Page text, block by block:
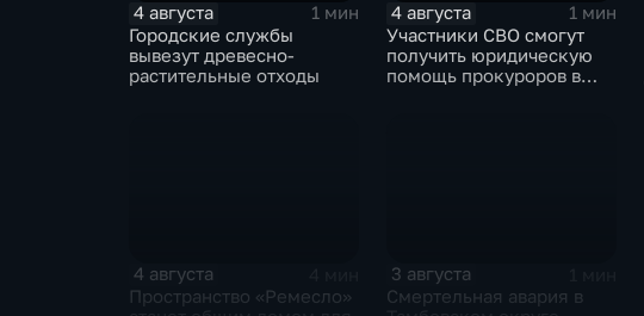
4 августа
1 мин
Городские службы
вывезут древесно-
растительные отходы
4 августа
1 мин
Участники СВО смогут
получить юридическую
помощь прокуроров в
4 августа
Пространство «Ремесло»
3 августа
Смертельная авария в